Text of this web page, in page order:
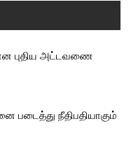
புதிய அட்டவணை
படைத்து நீதிபதியாகும்